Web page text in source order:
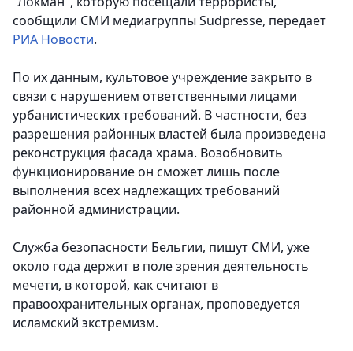
сообщили СМИ медиагруппы Sudpresse, передает
РИА Новости.
По их данным, культовое учреждение закрыто в
связи с нарушением ответственными лицами
урбанистических требований. В частности, без
разрешения районных властей была произведена
реконструкция фасада храма. Возобновить
функционирование он сможет лишь после
выполнения всех надлежащих требований
районной администрации.
Служба безопасности Бельгии, пишут СМИ, уже
около года держит в поле зрения деятельность
мечети, в которой, как считают в
правоохранительных органах, проповедуется
исламский экстремизм.